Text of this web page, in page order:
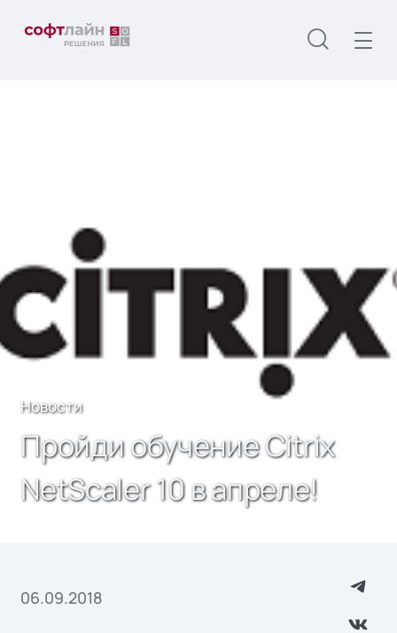
Новости
Пройди обучение Citrix
NetScaler 10 в апреле!
06.09.2018